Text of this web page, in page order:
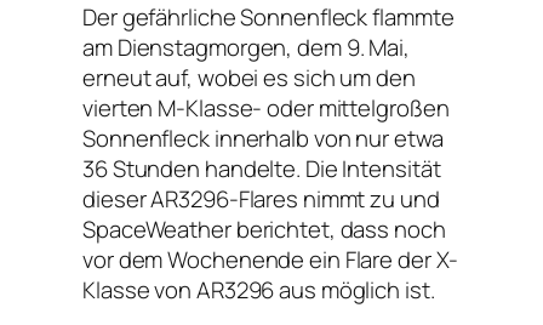
Der gefährliche Sonnenfleck flammte
am Dienstagmorgen, dem 9. Mai,
erneut auf, wobei es sich um den
vierten M-Klasse- oder mittelgroßen
Sonnenfleck innerhalb von nur etwa
36 Stunden handelte. Die Intensität
dieser AR3296-Flares nimmt zu und
SpaceWeather berichtet, dass noch
vor dem Wochenende ein Flare der X-
Klasse von AR3296 aus möglich ist.